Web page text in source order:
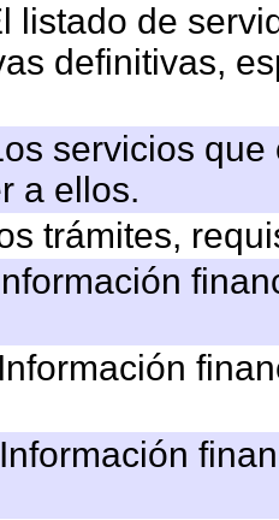
listado de
definitivas,
servicios
a ellos.
trámites,